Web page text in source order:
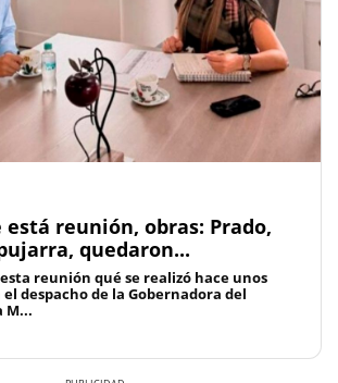
está reunión, obras: Prado,
quedaron...
reunión qué se realizó hace unos
despacho de la Gobernadora del
M...